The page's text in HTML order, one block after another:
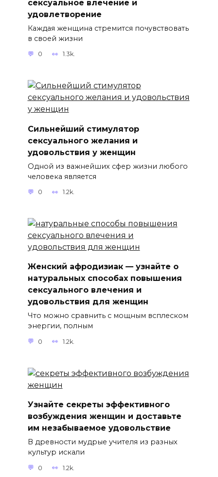
сексуальное влечение и
удовлетворение
Каждая женщина стремится почувствовать
в своей жизни
0 1.3k.
Сильнейший стимулятор
сексуального желания и
удовольствия у женщин
Одной из важнейших сфер жизни любого
человека является
0 1.2k.
Женский афродизиак — узнайте о
натуральных способах повышения
сексуального влечения и
удовольствия для женщин
Что можно сравнить с мощным всплеском
энергии, полным
0 1.2k.
Узнайте секреты эффективного
возбуждения женщин и доставьте
им незабываемое удовольствие
В древности мудрые учителя из разных
культур искали
0 1.2k.